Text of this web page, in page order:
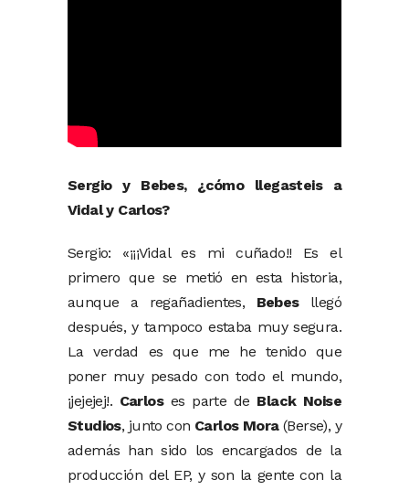
Sergio y Bebes, ¿cómo llegasteis a
Vidal y Carlos?
Sergio: «¡¡¡Vidal es mi cuñado!! Es el
primero que se metió en esta historia,
aunque a regañadientes, Bebesllegó
después, y tampoco estaba muy segura.
La verdad es que me he tenido que
poner muy pesado con todo el mundo,
¡jejejej!. Carloses parte de Black Noise
Studios, junto con Carlos Mora(Berse), y
además han sido los encargados de la
producción del EP, y son la gente con la